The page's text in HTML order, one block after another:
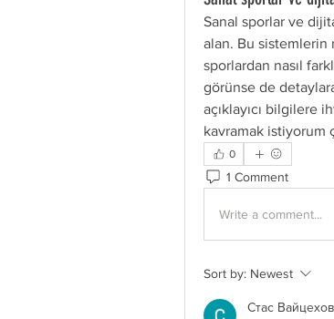
Sanal sporlar ve
alan. Bu sistemlerin
sporlardan nasıl
görünse de
açıklayıcı bilgilere
kavramak istiyorum
0
1 Comment
Write a comment...
Sort by: Newest
Стас